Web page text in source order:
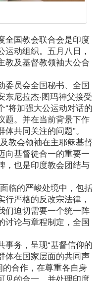
国教会联合会是印度
动组织。五月八日，
教及基督教领袖大公合
委员会全国秘书、全国
东尼拉杰·图玛神父接受
“将加强大公运动对话的
题。并在当前背景下作
共同关注的问题”。
教会领袖在主耶稣基督
基督徒合一的重要一
，也是印度教会团结与
临的严峻处境中，包括
严格的反改宗法律，
们迫切需要一个统一阵
讨论与章程制定，全国
事务，呈现“基督信仰的
体在国家层面的共同声
的合作，在尊重各自身
见的合一，并处理印度